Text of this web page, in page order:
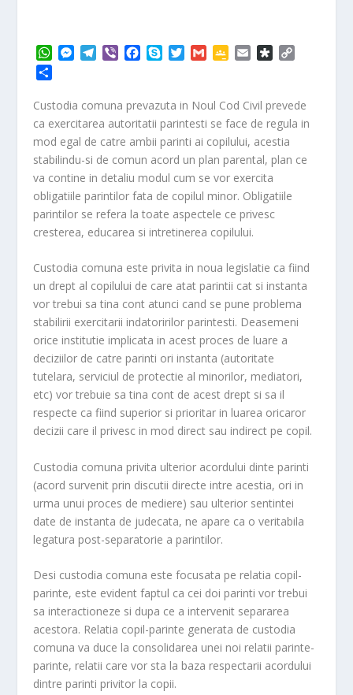
W
t
A
p
p
M
s
e
n
g
e
r
T
e
r
a
m
V
e
r
e
o
o
k
p
T
t
t
e
r
G
i
G
g
l
e
C
l
a
s
s
r
o
m
i
D
s
o
r
a
y
L
i
k
r
t
a
j
e
a
z
ă
Custodia comuna prevazuta in Noul Cod Civil prevede
ca exercitarea autoritatii parintesti se face de regula in
mod egal de catre ambii parinti ai copilului, acestia
stabilindu-si de comun acord un plan parental, plan ce
va contine in detaliu modul cum se vor exercita
obligatiile parintilor fata de copilul minor. Obligatiile
parintilor se refera la toate aspectele ce privesc
cresterea, educarea si intretinerea copilului.
Custodia comuna este privita in noua legislatie ca fiind
un drept al copilului de care atat parintii cat si instanta
vor trebui sa tina cont atunci cand se pune problema
stabilirii exercitarii indatoririlor parintesti. Deasemeni
orice institutie implicata in acest proces de luare a
deciziilor de catre parinti ori instanta (autoritate
tutelara, serviciul de protectie al minorilor, mediatori,
etc) vor trebuie sa tina cont de acest drept si sa il
respecte ca fiind superior si prioritar in luarea oricaror
decizii care il privesc in mod direct sau indirect pe copil.
Custodia comuna privita ulterior acordului dinte parinti
(acord survenit prin discutii directe intre acestia, ori in
urma unui proces de mediere) sau ulterior sentintei
date de instanta de judecata, ne apare ca o veritabila
legatura post-separatorie a parintilor.
Desi custodia comuna este focusata pe relatia copil-
parinte, este evident faptul ca cei doi parinti vor trebui
sa interactioneze si dupa ce a intervenit separarea
acestora. Relatia copil-parinte generata de custodia
comuna va duce la consolidarea unei noi relatii parinte-
parinte, relatii care vor sta la baza respectarii acordului
dintre parinti privitor la copii.